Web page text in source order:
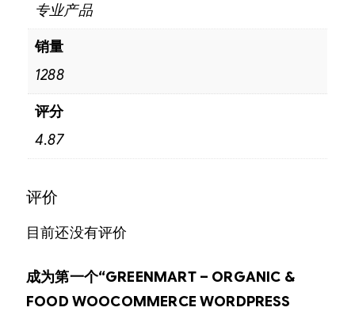
专业产品
销量
1288
评分
4.87
评价
目前还没有评价
成为第一个“GREENMART – ORGANIC &
FOOD WOOCOMMERCE WORDPRESS